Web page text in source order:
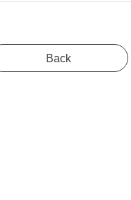
Back